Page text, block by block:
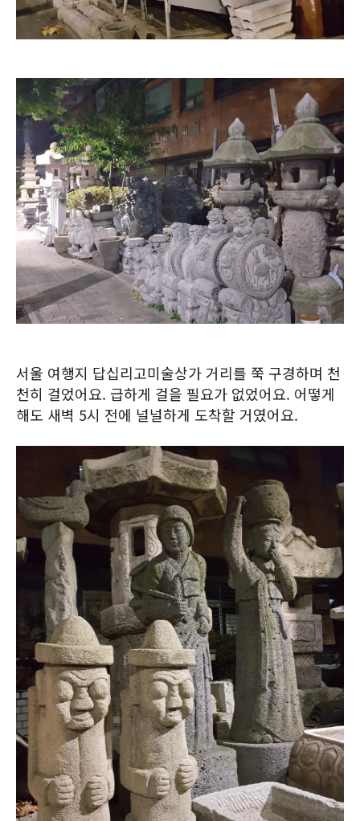
서울 여행지 답십리고미술상가 거리를 쭉 구경하며 천
천히 걸었어요. 급하게 걸을 필요가 없었어요. 어떻게
해도 새벽 5시 전에 널널하게 도착할 거였어요.